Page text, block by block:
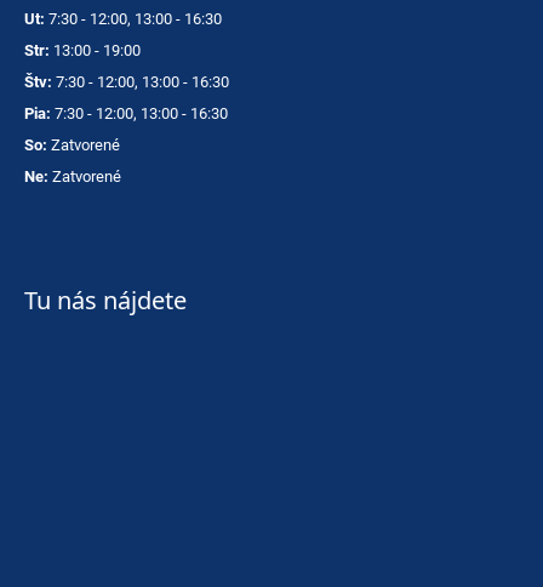
Ut: 7:30 - 12:00, 13:00 - 16:30
Str: 13:00 - 19:00
Štv: 7:30 - 12:00, 13:00 - 16:30
Pia: 7:30 - 12:00, 13:00 - 16:30
So: Zatvorené
Ne: Zatvorené
Tu nás nájdete